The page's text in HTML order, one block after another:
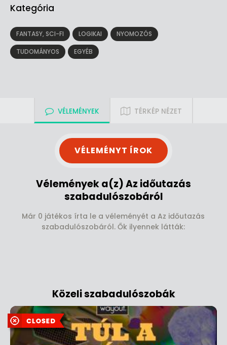
Kategória
FANTASY, SCI-FI LOGIKAI NYOMOZÓS
TUDOMÁNYOS EGYÉB
VÉLEMÉNYEK TÉRKÉP NÉZET
VÉLEMÉNYT ÍROK
Vélemények a(z) Az időutazás
szabadulószobáról
Már 0 játékos írta le a véleményét a Az időutazás
szabadulószobáról. Ők ilyennek látták:
Közeli szabadulószobák